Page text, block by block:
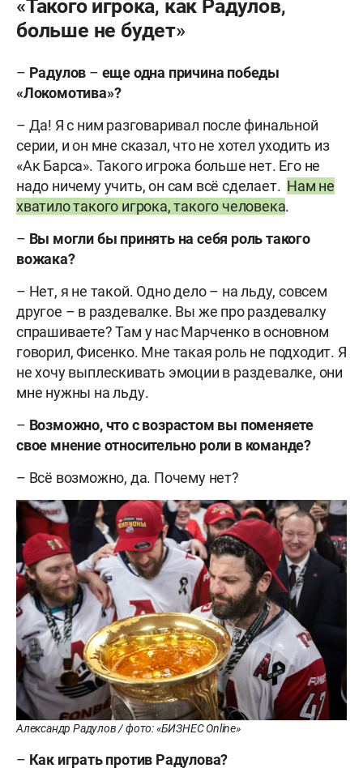
«Такого игрока, как Радулов,
больше не будет»
– Радулов – еще одна причина победы
«Локомотива»?
– Да! Я с ним разговаривал после финальной
серии, и он мне сказал, что не хотел уходить из
«Ак Барса». Такого игрока больше нет. Его не
надо ничему учить, он сам всё сделает. Нам не
хватило такого игрока, такого человека.
– Вы могли бы принять на себя роль такого
вожака?
– Нет, я не такой. Одно дело – на льду, совсем
другое – в раздевалке. Вы же про раздевалку
спрашиваете? Там у нас Марченко в основном
говорил, Фисенко. Мне такая роль не подходит. Я
не хочу выплескивать эмоции в раздевалке, они
мне нужны на льду.
– Возможно, что с возрастом вы поменяете
свое мнение относительно роли в команде?
– Всё возможно, да. Почему нет?
Александр Радулов / фото: «БИЗНЕС Online»
– Как играть против Радулова?